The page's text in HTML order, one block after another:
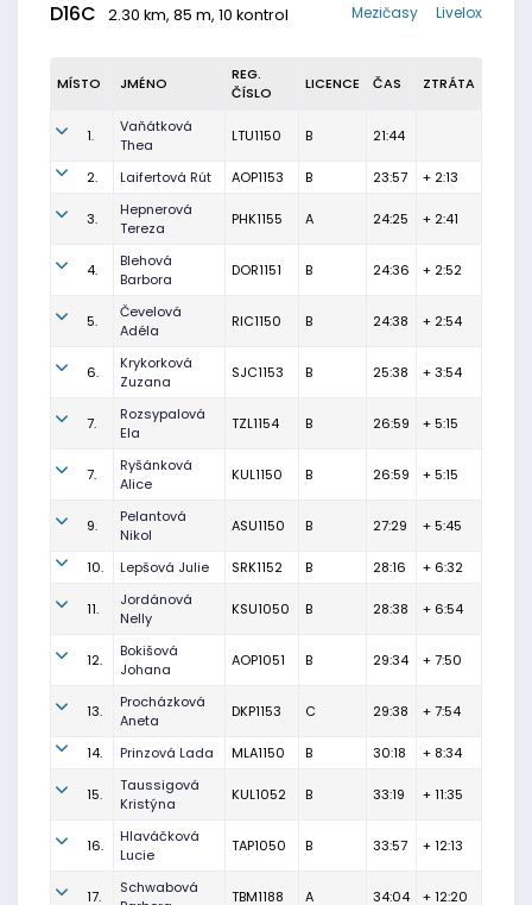
D16C 2.30 km, 85 m, 10 kontrol Livelox
Mezičasy
MÍSTO JMÉNO
REG.
ČÍSLO
LICENCE ČAS ZTRÁTA
1.
Vaňátková
Thea
LTU1150 B 21:44
2. Laifertová Rút AOP1153 B 23:57 + 2:13
3.
Hepnerová
Tereza
PHK1155 A 24:25 + 2:41
4.
Blehová
Barbora
DOR1151 B 24:36 + 2:52
5.
Čevelová
Adéla
RIC1150 B 24:38 + 2:54
6.
Krykorková
Zuzana
SJC1153 B 25:38 + 3:54
7.
Rozsypalová
Ela
TZL1154 B 26:59 + 5:15
7.
Ryšánková
Alice
KUL1150 B 26:59 + 5:15
9.
Pelantová
Nikol
ASU1150 B 27:29 + 5:45
10. Lepšová Julie SRK1152 B 28:16 + 6:32
11.
Jordánová
Nelly
KSU1050 B 28:38 + 6:54
12.
Bokišová
Johana
AOP1051 B 29:34 + 7:50
13.
Procházková
Aneta
DKP1153 C 29:38 + 7:54
14. Prinzová Lada MLA1150 B 30:18 + 8:34
15.
Taussigová
Kristýna
KUL1052 B 33:19 + 11:35
16.
Hlaváčková
Lucie
TAP1050 B 33:57 + 12:13
17.
Schwabová
TBM1188 A 34:04 + 12:20